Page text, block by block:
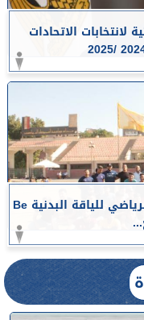
الاتحادات
جامعة أسيوط تشهد انطلاق ”اللقاء الرياضي للياقة البدنية Be